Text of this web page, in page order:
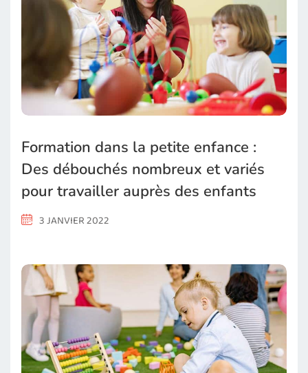
Formation dans la petite enfance :
Des débouchés nombreux et variés
pour travailler auprès des enfants
3 JANVIER 2022